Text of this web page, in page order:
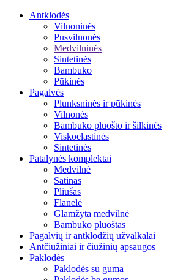
Antklodės
Vilnoninės
Pusvilnonės
Medvilninės
Sintetinės
Bambuko
Pūkinės
Pagalvės
Plunksninės ir pūkinės
Vilnonės
Bambuko pluošto ir šilkinės
Viskoelastinės
Sintetinės
Patalynės komplektai
Medvilnė
Satinas
Pliušas
Flanelė
Glamžyta medvilnė
Bambuko pluoštas
Pagalvių ir antklodžių užvalkalai
Antčiužiniai ir čiužinių apsaugos
Paklodės
Paklodės su guma